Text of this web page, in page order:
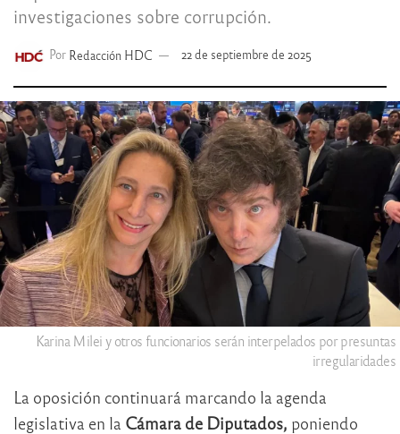
investigaciones sobre corrupción.
Por Redacción HDC 22 de septiembre de 2025
Karina Milei y otros funcionarios serán interpelados por presuntas
irregularidades
La oposición continuará marcando la agenda
legislativa en la Cámara de Diputados, poniendo